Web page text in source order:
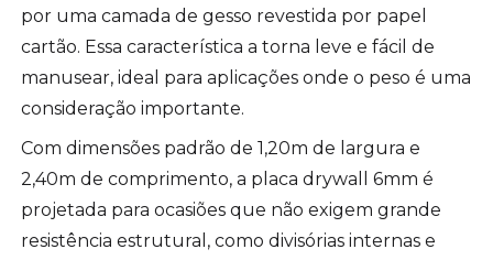
por uma camada de gesso revestida por papel
cartão. Essa característica a torna leve e fácil de
manusear, ideal para aplicações onde o peso é uma
consideração importante.
Com dimensões padrão de 1,20m de largura e
2,40m de comprimento, a placa drywall 6mm é
projetada para ocasiões que não exigem grande
resistência estrutural, como divisórias internas e